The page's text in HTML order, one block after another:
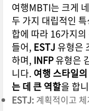
여행MBTI는 크게
두 가지 대립적인
합에 따라 16가지
들어, ESTJ 유형은
하며, INFP유형은
니다. 여행 스타일
는 데 큰 역할을 합
ESTJ: 계획적이고